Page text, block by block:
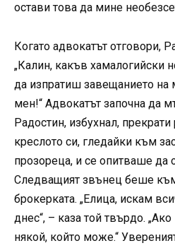
остави това да мине
Когато адвокатът отговори,
„Калин, какъв хамалогийски
да изпратиш завещанието на
мен!“ Адвокатът започна да
Радостин, избухнал,
креслото си, гледайки към
прозореца, и се опитваше да
Следващият звънец беше
брокерката. „Елица, искам
днес“, – каза той твърдо.
някой, който може.“